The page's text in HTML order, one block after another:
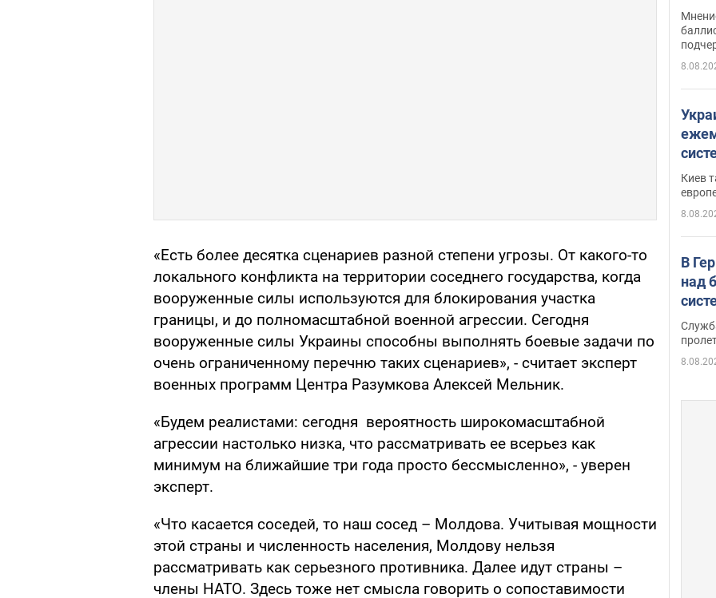
«Есть более десятка сценариев разной степени угрозы. От какого-то
локального конфликта на территории соседнего государства, когда
вооруженные силы используются для блокирования участка
границы, и до полномасштабной военной агрессии. Сегодня
вооруженные силы Украины способны выполнять боевые задачи по
очень ограниченному перечню таких сценариев», - считает эксперт
военных программ Центра Разумкова Алексей Мельник.
«Будем реалистами: сегодня вероятность широкомасштабной
агрессии настолько низка, что рассматривать ее всерьез как
минимум на ближайшие три года просто бессмысленно», - уверен
эксперт.
«Что касается соседей, то наш сосед – Молдова. Учитывая мощности
этой страны и численность населения, Молдову нельзя
рассматривать как серьезного противника. Далее идут страны –
члены НАТО. Здесь тоже нет смысла говорить о сопоставимости
Киев
В
над